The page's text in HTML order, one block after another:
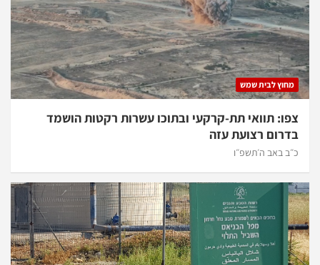
מחוץ לבית שמש
צפו: תוואי תת-קרקעי ובתוכו עשרות רקטות הושמד
בדרום רצועת עזה
כ״ב באב ה׳תשפ״ו